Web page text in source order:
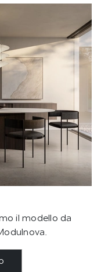
il modello da